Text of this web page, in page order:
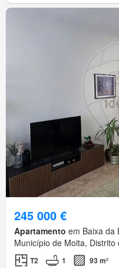
245 000 €
Apartamento em Baixa da
Município de Moita, Distrito
T2 1 93 m²